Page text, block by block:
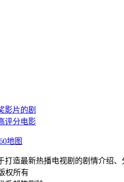
影片的剧
评分电影
地图
打造最新热播电视剧的剧情介绍、
权所有